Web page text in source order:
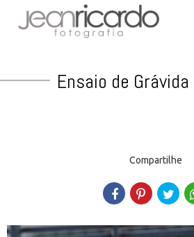
Ensaio de
Compartilhe